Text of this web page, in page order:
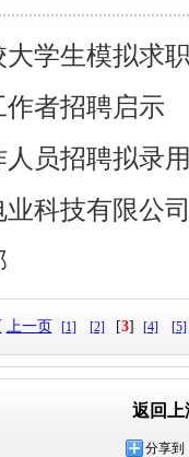
学生模拟求
作者招聘启示
人员招聘拟录
业科技有限公
上一页 [1] [2] [3] [4] [5]
返回上
分享到